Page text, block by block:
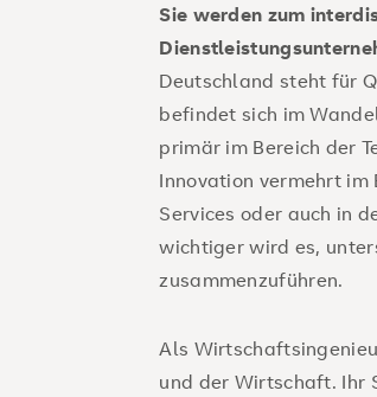
Energiewirtschaft:
Unternehmens.
Logistik: Gestalten
effizient und
Nachhaltig
Entwicklung und
Produktions- und
umsetzen
Sie werden zum
Deutschland steht für
befindet sich im
primär im Bereich der
Innovation vermehrt im
Services oder auch in
wichtiger wird es,
zusammenzuführen.
Als
und der Wirtschaft. Ihr